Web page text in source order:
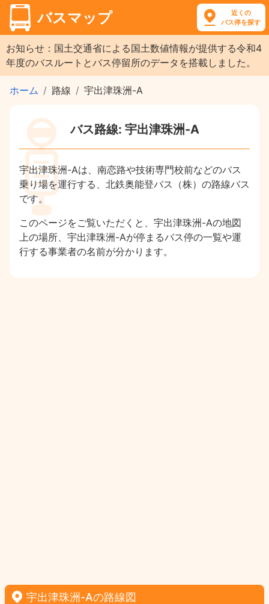
バスマップ
近くの
バス停を探す
お知らせ：国土交通省による国土数値情報が提供する令和4
年度のバスルートとバス停留所のデータを搭載しました。
ホーム 路線 宇出津珠洲-A
バス路線: 宇出津珠洲-A
宇出津珠洲-Aは、南恋路や技術専門校前などのバス
乗り場を運行する、北鉄奥能登バス（株）の路線バス
です。
このページをご覧いただくと、宇出津珠洲-Aの地図
上の場所、宇出津珠洲-Aが停まるバス停の一覧や運
行する事業者の名前が分かります。
宇出津珠洲-Aの路線図